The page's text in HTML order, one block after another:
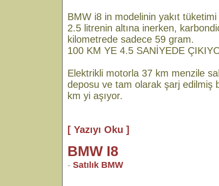
BMW i8 in modelinin yakıt
2.5 litrenin altına inerken,
kilometrede sadece 59 gram.
100 KM YE 4.5 SANİYEDE
Elektrikli motorla 37 km menzile
deposu ve tam olarak şarj edilmiş
km yi aşıyor.
[ Yazıyı Oku ]
BMW I8
- Satılık BMW